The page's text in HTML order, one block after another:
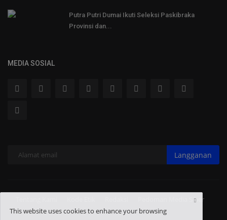
Putra Putri Dumai Ikuti Seleksi Paskibraka
Provinsi dan...
MEDIA SOSIAL
Langganan
Pedoman Media Siber
This website uses cookies to enhance your browsing